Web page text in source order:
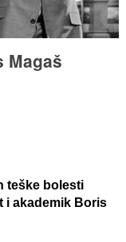
Magaš
teške bolesti
i akademik Boris